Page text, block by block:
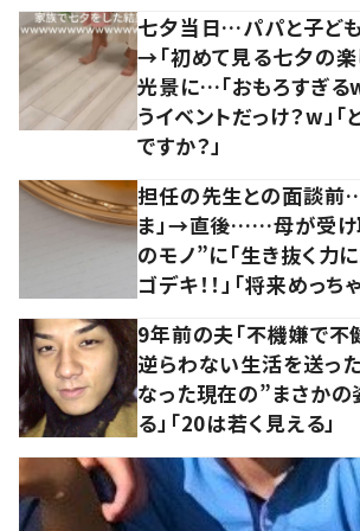
七夕当日…パパと子ど
→「初めて見る七夕の楽
光景に…「おもろすぎる
うイベントだっけ？w」
ですか？」
担任の先生との面談前
ま」→直後……母が受け
のモノ”に「生き抜く力
ゴデキ！！」「将来めっち
9年前の夫「不機嫌で
逆らわない生活を送っ
なった現在の”まさかの
る」「20は若く見える」